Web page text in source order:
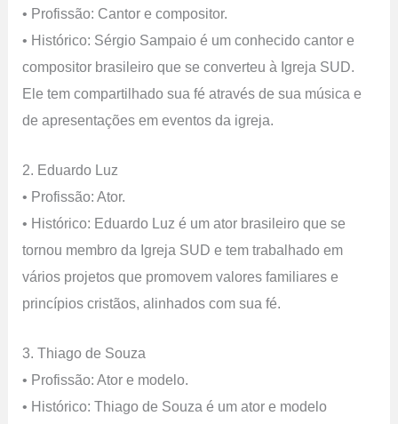
• Profissão: Cantor e compositor.
• Histórico: Sérgio Sampaio é um conhecido cantor e
compositor brasileiro que se converteu à Igreja SUD.
Ele tem compartilhado sua fé através de sua música e
de apresentações em eventos da igreja.
2. Eduardo Luz
• Profissão: Ator.
• Histórico: Eduardo Luz é um ator brasileiro que se
tornou membro da Igreja SUD e tem trabalhado em
vários projetos que promovem valores familiares e
princípios cristãos, alinhados com sua fé.
3. Thiago de Souza
• Profissão: Ator e modelo.
• Histórico: Thiago de Souza é um ator e modelo